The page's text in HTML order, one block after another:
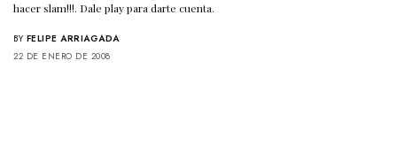
hacer slam!!!. Dale play para darte cuenta.
BY FELIPE ARRIAGADA
22 DE ENERO DE 2008